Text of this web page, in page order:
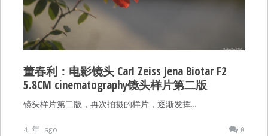
董春利：电影镜头 Carl Zeiss Jena Biotar F2
5.8CM cinematography镜头样片第二版
镜头样片第二版，再次拍摄的样片，逐渐发挥…
0
4 年 ago